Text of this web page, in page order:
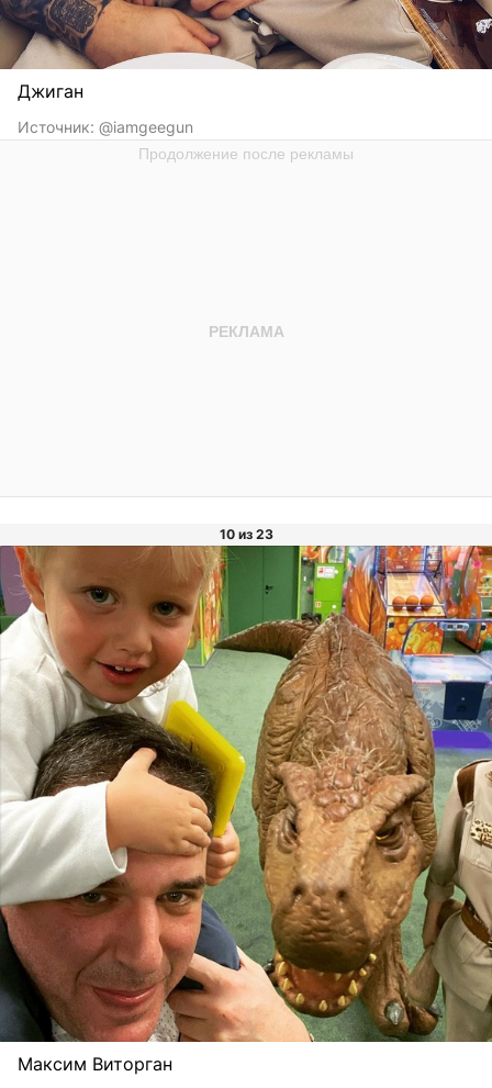
Джиган
Источник: @iamgeegun
10 из 23
Максим Виторган